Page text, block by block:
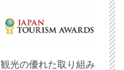
観光の優れた取り組み